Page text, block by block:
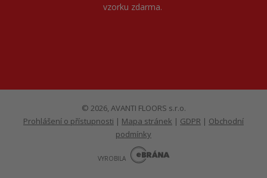
vzorku zdarma.
© 2026, AVANTI FLOORS s.r.o.
Prohlášení o přístupnosti | Mapa stránek | GDPR | Obchodní
podmínky
VYROBILA
B